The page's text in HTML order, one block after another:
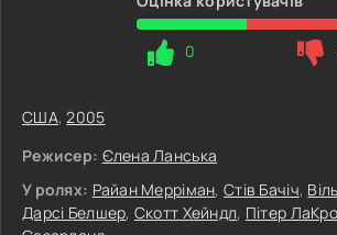
0
США,2005
Режисер: Єлена Ланська
У ролях: Райан Мерріман,Стів Бачіч,
Дарсі Белшер, Скотт Хейндл, Пітер